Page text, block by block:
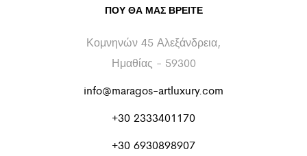
ΠΟΥ ΘΑ ΜΑΣ ΒΡΕΊΤΕ
Κομνηνών 45 Αλεξάνδρεια,
Ημαθίας - 59300
info@maragos-artluxury.com
+30 2333401170
+30 6930898907